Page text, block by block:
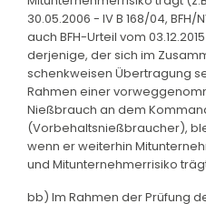
30.05.2006 - IV B 168/04, BFH/
auch BFH-Urteil vom
derjenige, der sich im
schenkweisen Übertragung
Rahmen einer
Nießbrauch an dem
(Vorbehaltsnießbraucher),
wenn er weiterhin
und Mitunternehmerrisiko
bb) Im Rahmen der Prüfung